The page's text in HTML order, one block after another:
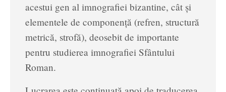
acestui gen al imnografiei bizantine, cât şi
elementele de componenţă (refren, structură
metrică, strofă), deosebit de importante
pentru studierea imnografiei Sfântului
Roman.